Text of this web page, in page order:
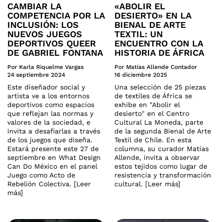
CAMBIAR LA
COMPETENCIA POR LA
INCLUSIÓN: LOS
NUEVOS JUEGOS
DEPORTIVOS QUEER
DE GABRIEL FONTANA
Por Karla Riquelme Vargas
24 septiembre 2024
Este diseñador social y
artista ve a los entornos
deportivos como espacios
que reflejan las normas y
valores de la sociedad, e
invita a desafiarlas a través
de los juegos que diseña.
Estará presente este 27 de
septiembre en What Design
Can Do México en el panel
Juego como Acto de
Rebelión Colectiva. [Leer
más]
«ABOLIR EL
DESIERTO» EN LA
BIENAL DE ARTE
TEXTIL: UN
ENCUENTRO CON LA
HISTORIA DE ÁFRICA
Por Matías Allende Contador
16 diciembre 2025
Una selección de 25 piezas
de textiles de África se
exhibe en "Abolir el
desierto" en el Centro
Cultural La Moneda, parte
de la segunda Bienal de Arte
Textil de Chile. En esta
columna, su curador Matías
Allende, invita a observar
estos tejidos como lugar de
resistencia y transformación
cultural. [Leer más]